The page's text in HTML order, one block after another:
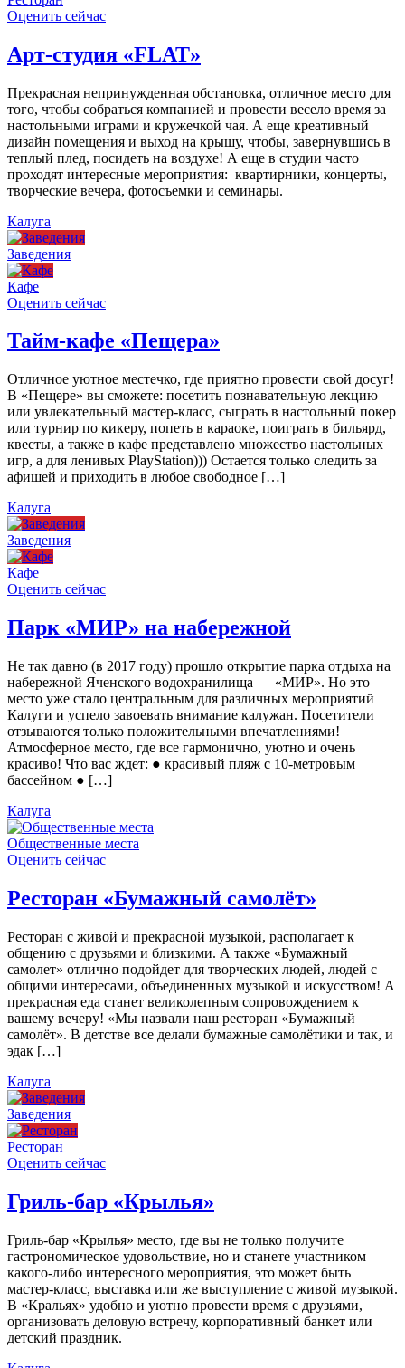
Оценить сейчас
Арт-студия «FLAT»
Прекрасная непринужденная обстановка, отличное место для
того, чтобы собраться компанией и провести весело время за
настольными играми и кружечкой чая. А еще креативный
дизайн помещения и выход на крышу, чтобы, завернувшись в
теплый плед, посидеть на воздухе! А еще в студии часто
проходят интересные мероприятия: квартирники, концерты,
творческие вечера, фотосъемки и семинары.
Калуга
Заведения
Кафе
Оценить сейчас
Тайм-кафе «Пещера»
Отличное уютное местечко, где приятно провести свой досуг!
В «Пещере» вы сможете: посетить познавательную лекцию
или увлекательный мастер-класс, сыграть в настольный покер
или турнир по кикеру, попеть в караоке, поиграть в бильярд,
квесты, а также в кафе представлено множество настольных
игр, а для ленивых PlayStation))) Остается только следить за
афишей и приходить в любое свободное […]
Калуга
Заведения
Кафе
Оценить сейчас
Парк «МИР» на набережной
Не так давно (в 2017 году) прошло открытие парка отдыха на
набережной Яченского водохранилища — «МИР». Но это
место уже стало центральным для различных мероприятий
Калуги и успело завоевать внимание калужан. Посетители
отзываются только положительными впечатлениями!
Атмосферное место, где все гармонично, уютно и очень
красиво! Что вас ждет: ● красивый пляж с 10-метровым
бассейном ● […]
Калуга
Общественные места
Оценить сейчас
Ресторан «Бумажный самолёт»
Ресторан с живой и прекрасной музыкой, располагает к
общению с друзьями и близкими. А также «Бумажный
самолет» отлично подойдет для творческих людей, людей с
общими интересами, объединенных музыкой и искусством! А
прекрасная еда станет великолепным сопровождением к
вашему вечеру! «Мы назвали наш ресторан «Бумажный
самолёт». В детстве все делали бумажные самолётики и так, и
эдак […]
Калуга
Заведения
Ресторан
Оценить сейчас
Гриль-бар «Крылья»
Гриль-бар «Крылья» место, где вы не только получите
гастрономическое удовольствие, но и станете участником
какого-либо интересного мероприятия, это может быть
мастер-класс, выставка или же выступление с живой музыкой.
В «Кральях» удобно и уютно провести время с друзьями,
организовать деловую встречу, корпоративный банкет или
детский праздник.